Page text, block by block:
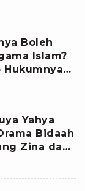
Boleh
Islam?
Hukumnya
Yahya
Bidaah
Zina dan